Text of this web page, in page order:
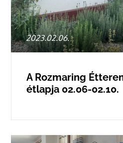
Posted
on
2023.02.06.
A Rozmaring
étlapja 02.06-02.10.